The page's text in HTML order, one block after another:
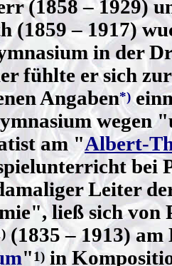
(1858 – 1929)
(1859 – 1917)
in der
fühlte er sich
Angaben*)
wegen
am "Albert-
bei
Leiter
ließ sich von
(1835 – 1913) am
"1) in